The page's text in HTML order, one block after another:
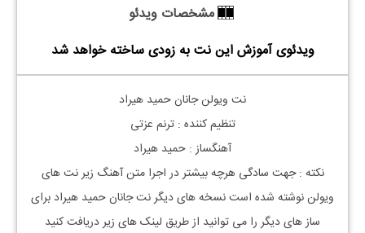
مشخصات ویدئو
ویدئوی آموزش این نت به زودی ساخته خواهد شد
نت ویولن جانان حمید هیراد
تنظیم کننده : ترنم عزتی
آهنگساز : حمید هیراد
نکته : جهت سادگی هرچه بیشتر در اجرا متن آهنگ زیر نت های
ویولن نوشته شده است نسخه های دیگر نت جانان حمید هیراد برای
ساز های دیگر را می توانید از طریق لینک های زیر دریافت کنید